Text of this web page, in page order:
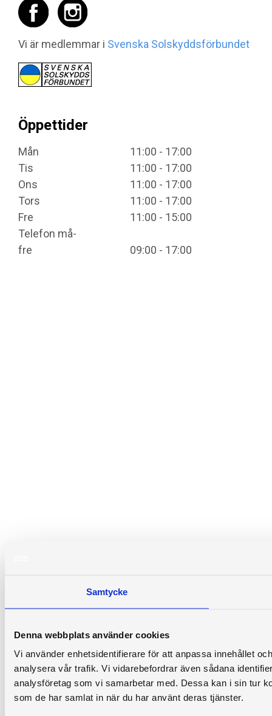
Samtycke
Denna webbplats använder cookies
Vi använder enhetsidentifierare för att anpassa innehållet
analysera vår trafik. Vi vidarebefordrar även sådana
analysföretag som vi samarbetar med. Dessa kan i sin tur
som de har samlat in när du har använt deras tjänster.
Vi är medlemmar i Svenska Solskyddsförbundet
Öppettider
Mån
11:00 - 17:00
Tis
11:00 - 17:00
Ons
11:00 - 17:00
Tors
11:00 - 17:00
Fre
11:00 - 15:00
Telefon må-
fre
09:00 - 17:00